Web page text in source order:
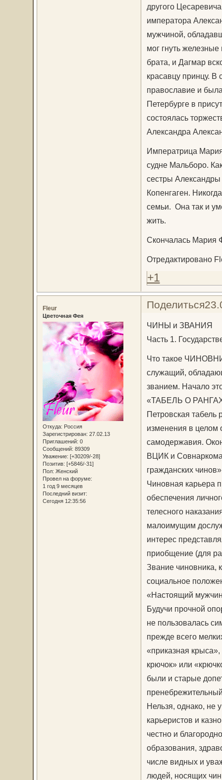
другого
императора
мужчиной,
мог гнуть
брата, и Дагмар
красавцу принцу. В
православие и
Петербурге в
состоялась
Александра
Императрица
судне Мальборо.
сестры Александры
Копенгаген.
семьи. Она так и
жить.
Скончалась Мария
Отредактировано
+1
Поделиться
Fleur
Цветочная Фея
Откуда: Россия
Зарегистрирован: 27.02.13
Приглашений: 0
Сообщений: 89309
Уважение: [+30209/-28]
Позитив: [+5846/-31]
Пол: Женский
Провел на форуме:
1 год 9 месяцев
Последний визит:
Сегодня 12:35:56
ЧИНЫ и ЗВАНИЯ
Часть 1.
Что такое
служащий,
званием. Начало
«ТАБЕЛЬ О
Петровская табель
изменения в целом
самодержавия.
ВЦИК и Совнаркома
гражданских
Чиновная карьера
обеспечения
телесного
малоимущим
интерес
приобщение (для
Звание чиновника,
социальное
«Настоящий
Будучи прочной
не пользовалась
прежде всего
«приказная
крючок» или
были и старые
Нельзя, однако, не
карьеристов и
честно и
образования,
числе видных и
людей, носящих